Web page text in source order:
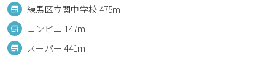
練馬区立関中学校 475m
コンビニ 147m
スーパー 441m